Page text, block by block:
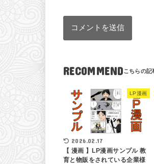
RECOMMEND
LP漫画
2026.02.17
【 漫画 】LP漫画サンプル 教
育と物販をされている企業様